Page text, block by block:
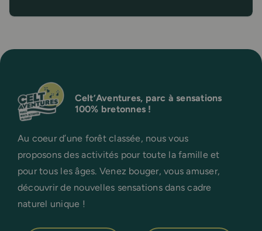
Celt’Aventures, parc à sensations
100% bretonnes !
Au coeur d’une forêt classée, nous vous
proposons des activités pour toute la famille et
pour tous les âges. Venez bouger, vous amuser,
découvrir de nouvelles sensations dans cadre
naturel unique !